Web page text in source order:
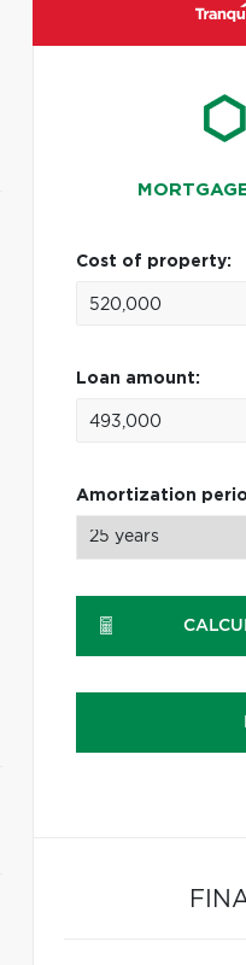
Cost of property:
Loan amount:
Amortization